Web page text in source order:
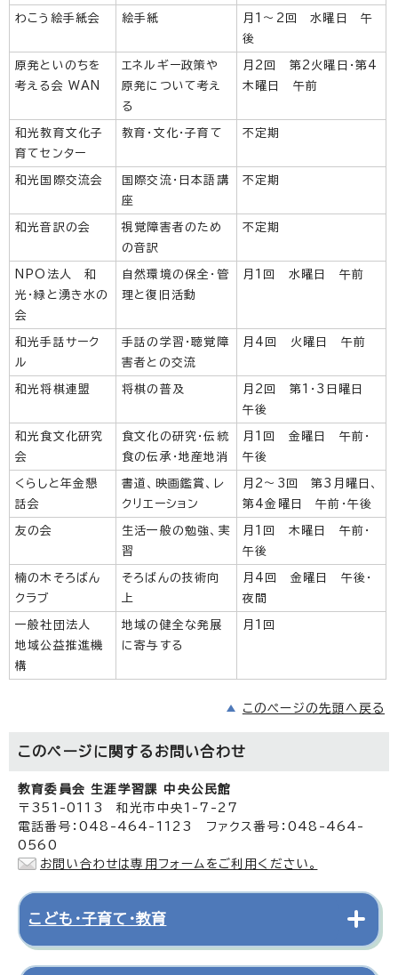
わこう絵手紙会 絵手紙
月1～2回 水曜日 午
後
原発といのちを
考える会 WAN
エネルギー政策や
原発について考え
る
月2回 第2火曜日・第4
木曜日 午前
和光教育文化子
育てセンター
教育・文化・子育て 不定期
和光国際交流会
国際交流・日本語講
座
不定期
和光音訳の会
視覚障害者のため
の音訳
不定期
NPO法人 和
光・緑と湧き水の
会
自然環境の保全・管
理と復旧活動
月1回 水曜日 午前
和光手話サーク
ル
手話の学習・聴覚障
害者との交流
月4回 火曜日 午前
和光将棋連盟 将棋の普及
月2回 第1・3日曜日
午後
和光食文化研究
会
食文化の研究・伝統
食の伝承・地産地消
月1回 金曜日 午前・
午後
くらしと年金懇
話会
書道、映画鑑賞、レ
クリエーション
月2～3回 第3月曜日、
第4金曜日 午前・午後
友の会
生活一般の勉強、実
習
月1回 木曜日 午前・
午後
楠の木そろばん
クラブ
そろばんの技術向
上
月4回 金曜日 午後・
夜間
一般社団法人
地域公益推進機
構
地域の健全な発展
に寄与する
月1回
このページの先頭へ戻る
このページに関する お問い合わせ
教育委員会 生涯学習課 中央公民館
〒351-0113 和光市中央1-7-27
電話番号：048-464-1123 ファクス番号：048-464-
0560
お問い合わせは専用フォームをご利用ください。
こども・子育て・教育